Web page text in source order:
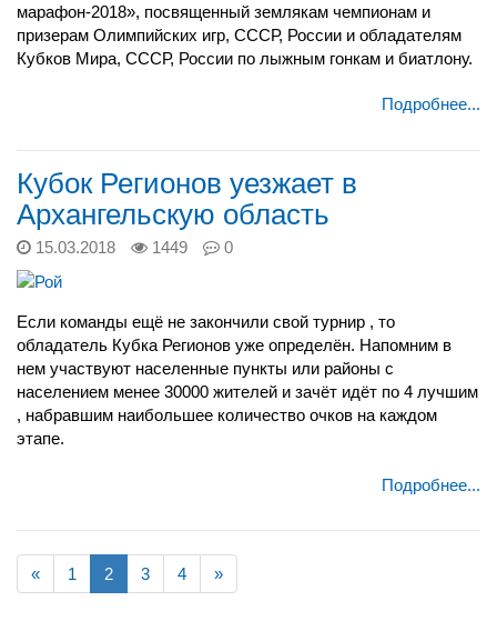
марафон-2018», посвященный землякам чемпионам и
призерам Олимпийских игр, СССР, России и обладателям
Кубков Мира, СССР, России по лыжным гонкам и биатлону.
Подробнее...
Кубок Регионов уезжает в
Архангельскую область
15.03.2018 1449 0
Если команды ещё не закончили свой турнир , то
обладатель Кубка Регионов уже определён. Напомним в
нем участвуют населенные пункты или районы с
населением менее 30000 жителей и зачёт идёт по 4 лучшим
, набравшим наибольшее количество очков на каждом
этапе.
Подробнее...
« 1 2 3 4 »